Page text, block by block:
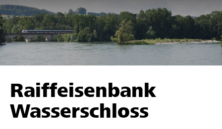
Sostenere
Aiuto & supporto
Trova progetti e organizzazioni
Inizia ora
Raiffeisenbank
Wasserschloss